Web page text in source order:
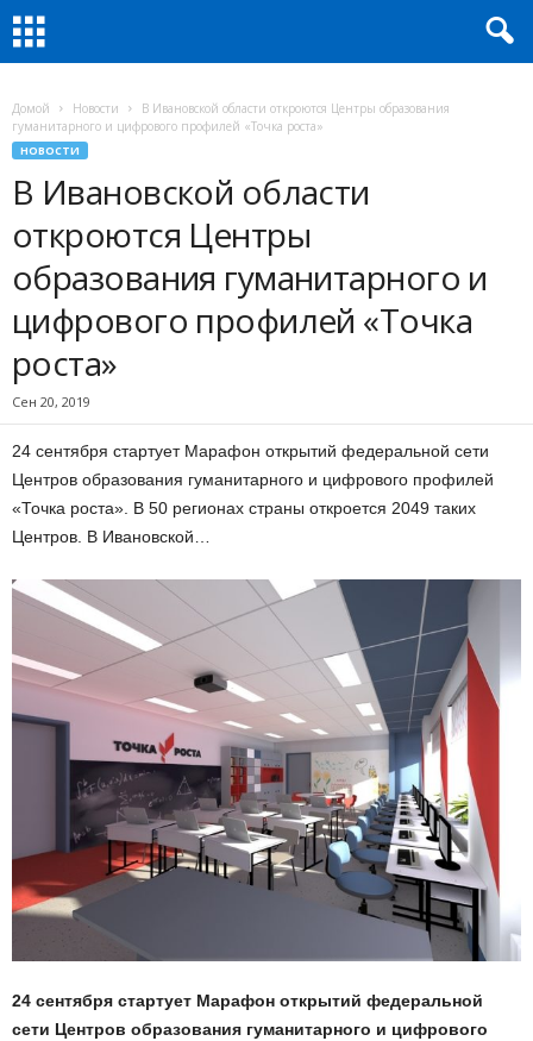
Домой Новости
В Ивановской области откроются Центры образования
гуманитарного и цифрового профилей «Точка роста»
НОВОСТИ
В Ивановской области
откроются Центры
образования гуманитарного и
цифрового профилей «Точка
роста»
Сен 20, 2019
24 сентября стартует Марафон открытий федеральной сети
Центров образования гуманитарного и цифрового профилей
«Точка роста». В 50 регионах страны откроется 2049 таких
Центров. В Ивановской…
24 сентября стартует Марафон открытий федеральной
сети Центров образования гуманитарного и цифрового